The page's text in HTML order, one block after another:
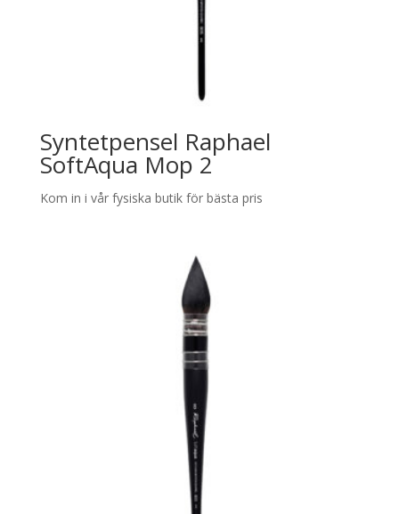
Syntetpensel Raphael
SoftAqua Mop 2
Kom in i vår fysiska butik för bästa pris